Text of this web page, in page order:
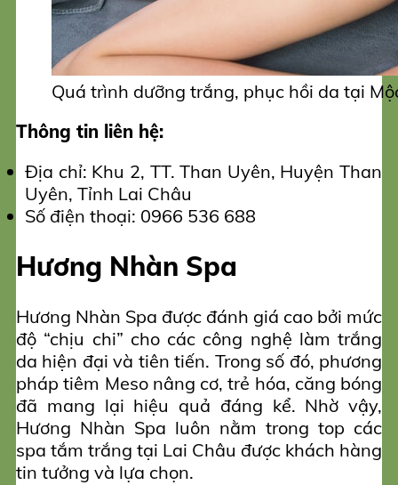
Quá trình dưỡng trắng, phục hồi da tại
Thông tin liên hệ:
Địa chỉ: Khu 2, TT. Than Uyên, Huyện Than
Uyên, Tỉnh Lai Châu
Số điện thoại: 0966 536 688
Hương Nhàn Spa
Hương Nhàn Spa được đánh giá cao bởi mức
độ “chịu chi” cho các công nghệ làm trắng
da hiện đại và tiên tiến. Trong số đó, phương
pháp tiêm Meso nâng cơ, trẻ hóa, căng bóng
đã mang lại hiệu quả đáng kể. Nhờ vậy,
Hương Nhàn Spa luôn nằm trong top các
spa tắm trắng tại Lai Châu được khách hàng
tin tưởng và lựa chọn.